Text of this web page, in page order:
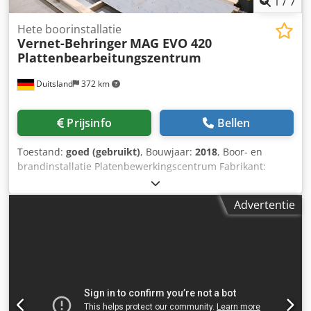
Duitsland 372 km
Hete boorinstallatie
Vernet-Behringer MAG EVO 420
Plattenbearbeitungszentrum
Prijsinfo Bellen
Toestand: goed (gebruikt), Bouwjaar: 2018, Boor- en
brandinstallatie Platenbewerkingscentrum Fabrikant:
Vernet-Behringer Type: MAG EVO 420 Bouwjaar: 2018 CNC-
besturing Stroombron Kjellberg HiFocus 360
Plasmasnijden voor materiaal dikte: 5 tot 50 mm
afmetingen bewerkte onderdelen: 80 x 80 mm Chjdpfx
Advertentie